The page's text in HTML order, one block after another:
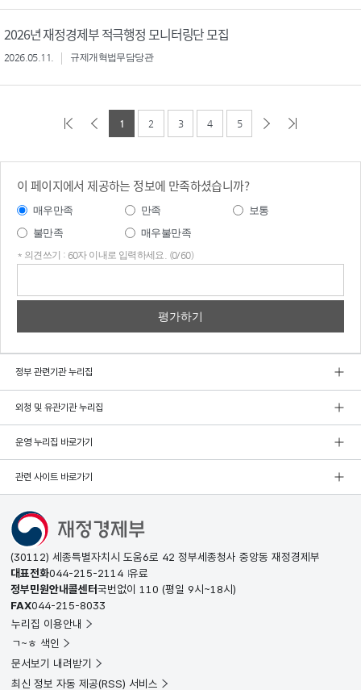
2026년 재정경제부 적극행정 모니터링단 모집
2026.05.11. 규제개혁법무담당관
1 2 3 4 5
이 페이지에서 제공하는 정보에 만족하셨습니까?
매우만족 만족
보통
불만족
매우불만족
* 의견쓰기 : 60자 이내로 입력하세요. (0/60)
정부 관련기관 누리집
외청 및 유관기관 누리집
운영 누리집 바로가기
관련 사이트 바로가기
(30112) 세종특별자치시 도움6로 42 정부세종청사 중앙동 재정경제부
대표전화044-215-2114 유료
정부민원안내콜센터국번없이 110 (평일 9시~18시)
FAX044-215-8033
누리집 이용안내
ㄱ~ㅎ 색인
문서보기 내려받기
최신 정보 자동 제공(RSS) 서비스